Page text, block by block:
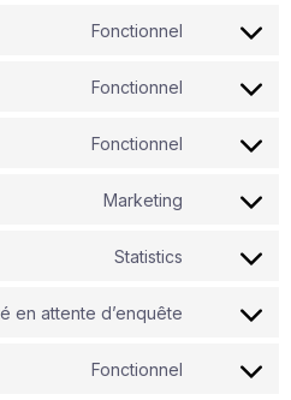
service
Fonctionnel
Consent
service
Fonctionnel
Consent
service
Fonctionnel
Consent
service
Marketing
Consent
service
Statistics
Consent
service
en attente d’enquête
Consent
service
Fonctionnel
Consent